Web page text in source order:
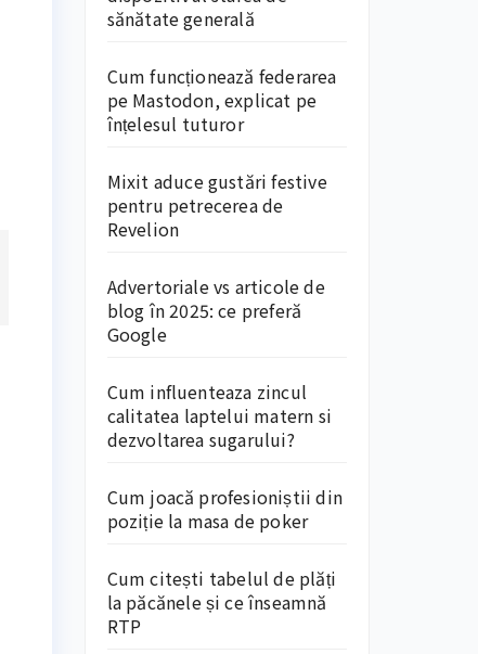
sănătate generală
Cum funcționează federarea
pe Mastodon, explicat pe
înțelesul tuturor
Mixit aduce gustări festive
pentru petrecerea de
Revelion
Advertoriale vs articole de
blog în 2025: ce preferă
Google
Cum influenteaza zincul
calitatea laptelui matern si
dezvoltarea sugarului?
Cum joacă profesioniștii din
poziție la masa de poker
Cum citești tabelul de plăți
la păcănele și ce înseamnă
RTP